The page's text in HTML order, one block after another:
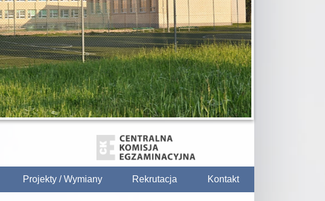
Projekty / Wymiany Rekrutacja Kontakt